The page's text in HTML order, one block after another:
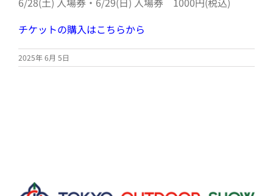
チケットの購入はこちらから
2025年 6月 5日